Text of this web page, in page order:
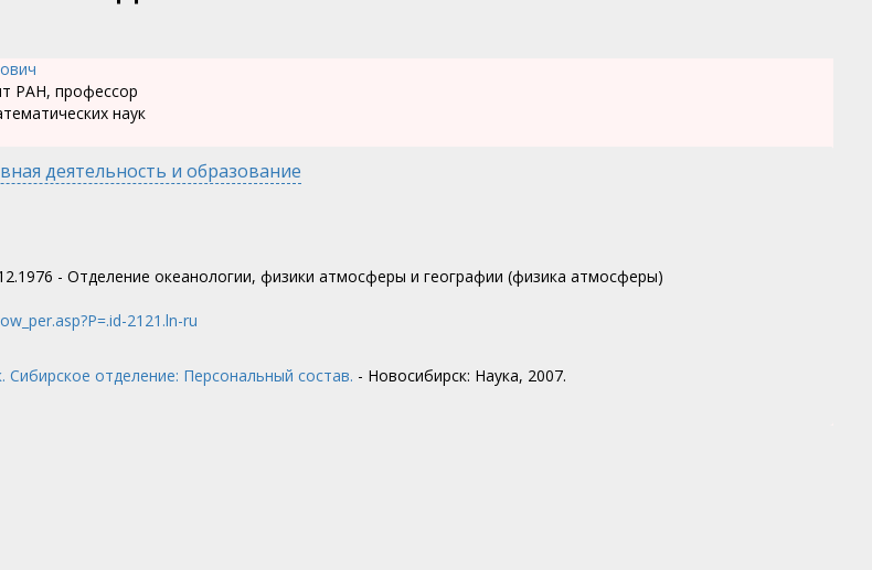
РАН, профессор
наук
деятельность и образование
- Отделение океанологии, физики атмосферы и географии (физика атмосферы)
2121.ln-ru
Сибирское отделение: Персональный состав. - Новосибирск: Наука, 2007.